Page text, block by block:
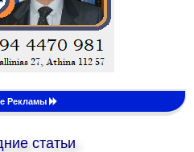
Рекламы
статьи